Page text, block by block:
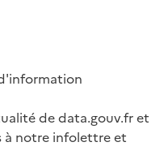
de data.gouv.fr et
à notre infolettre et